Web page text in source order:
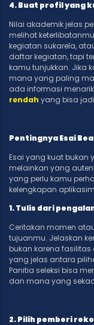
4. Buat profil yang
Nilai akademik jelas
melihat
kegiatan sukarela,
daftar kegiatan, tapi
kamu tunjukkan. Jika
mana yang paling
ada informasi
rendah yang bisa
Pentingnya Esai
Esai yang kuat
melainkan yang
yang perlu kamu
kelengkapan
1. Tulis dari
Ceritakan momen
tujuanmu. Jelaskan
bukan karena fasilitas
yang jelas antara
Panitia seleksi bisa
dan mana yang
2. Pilih pemberi